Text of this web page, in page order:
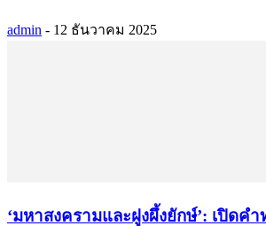
admin - 12 ธันวาคม 2025
‘มหาสงครามและฝูงผึ้งยักษ์’: เปิดค